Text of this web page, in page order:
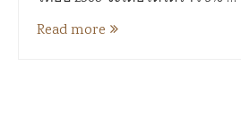
Read more